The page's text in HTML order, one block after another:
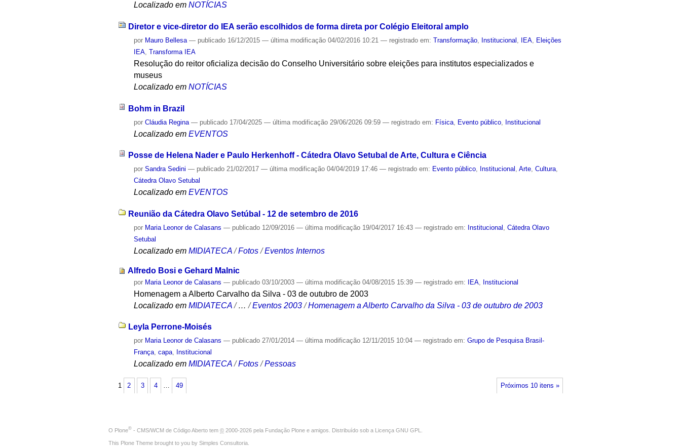
Localizado em NOTÍCIAS
Diretor e vice-diretor do IEA serão escolhidos de forma direta por Colégio Eleitoral amplo
por Mauro Bellesa — publicado 16/12/2015— última modificação 04/02/2016 10:21— registrado em:Transformação Institucional IEA
Eleições
IEA ,Transforma IEA
Resolução do reitor oficializa decisão do Conselho Universitário sobre eleições para institutos especializados e
museus
Localizado em NOTÍCIAS
Bohm in Brazil
porCláudia Regina — publicado 17/04/2025— última modificação 29/06/2026 09:59— registrado em: Física Evento público Institucional
Localizado em EVENTOS
Posse de Helena Nader e Paulo Herkenhoff - Cátedra Olavo Setubal de Arte, Cultura e Ciência
porSandra Sedini — publicado 21/02/2017— última modificação 04/04/2019 17:46— registrado em: Evento público, Institucional ,Arte,Cultura,
Cátedra Olavo Setubal
Localizado em EVENTOS
Reunião da Cátedra Olavo Setúbal - 12 de setembro de 2016
por Maria Leonor de Calasans — publicado 12/09/2016— última modificação 19/04/2017 16:43— registrado em: Institucional ,Cátedra Olavo
Setubal
Localizado em MIDIATECA /Fotos /Eventos Internos
Alfredo Bosi e Gehard Malnic
por Maria Leonor de Calasans — publicado 03/10/2003— última modificação 04/08/2015 15:39— registrado em: IEA Institucional
Homenagem a Alberto Carvalho da Silva - 03 de outubro de 2003
Localizado em MIDIATECA /…/Eventos 2003 /Homenagem a Alberto Carvalho da Silva - 03 de outubro de 2003
Leyla Perrone-Moisés
por Maria Leonor de Calasans — publicado 27/01/2014— última modificação 12/11/2015 10:04— registrado em:Grupo de Pesquisa Brasil-
França,capa, Institucional
Localizado em MIDIATECA /Fotos /Pessoas
Próximos 10 itens »
1 2 3 4 49
O Plone® - CMS/WCM de Código Aberto tem © 2000-2026 pela Fundação Plone e amigos. Distribuído sob a Licença GNU GPL
This Plone Theme brought to you by Simples Consultoria